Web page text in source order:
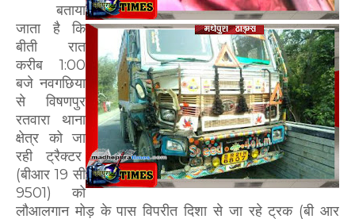
बताया
जाता है कि
बीती रात
करीब 1:00
बजे नवगछिया
से विषणपुर
रतवारा थाना
क्षेत्र को जा
रही ट्रैक्टर
(बीआर 19 सी
9501) को
लौआलगान मोड़ के पास विपरीत दिशा से जा रहे ट्रक (बी आर